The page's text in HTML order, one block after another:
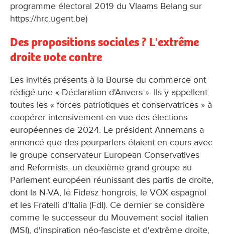
programme électoral 2019 du Vlaams Belang sur
https://hrc.ugent.be)
Des propositions sociales ? L'extrême
droite vote contre
Les invités présents à la Bourse du commerce ont
rédigé une « Déclaration d'Anvers ». Ils y appellent
toutes les « forces patriotiques et conservatrices » à
coopérer intensivement en vue des élections
européennes de 2024. Le président Annemans a
annoncé que des pourparlers étaient en cours avec
le groupe conservateur European Conservatives
and Reformists, un deuxième grand groupe au
Parlement européen réunissant des partis de droite,
dont la N-VA, le Fidesz hongrois, le VOX espagnol
et les Fratelli d'Italia (FdI). Ce dernier se considère
comme le successeur du Mouvement social italien
(MSI), d'inspiration néo-fasciste et d'extrême droite,